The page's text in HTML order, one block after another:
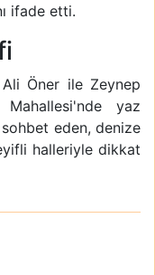
ifade etti.
Öner ile Zeynep
Mahallesi'nde yaz
sohbet eden, denize
halleriyle dikkat